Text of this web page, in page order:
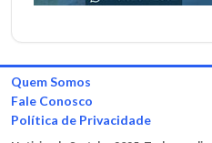
Quem Somos
Fale Conosco
Política de Privacidade